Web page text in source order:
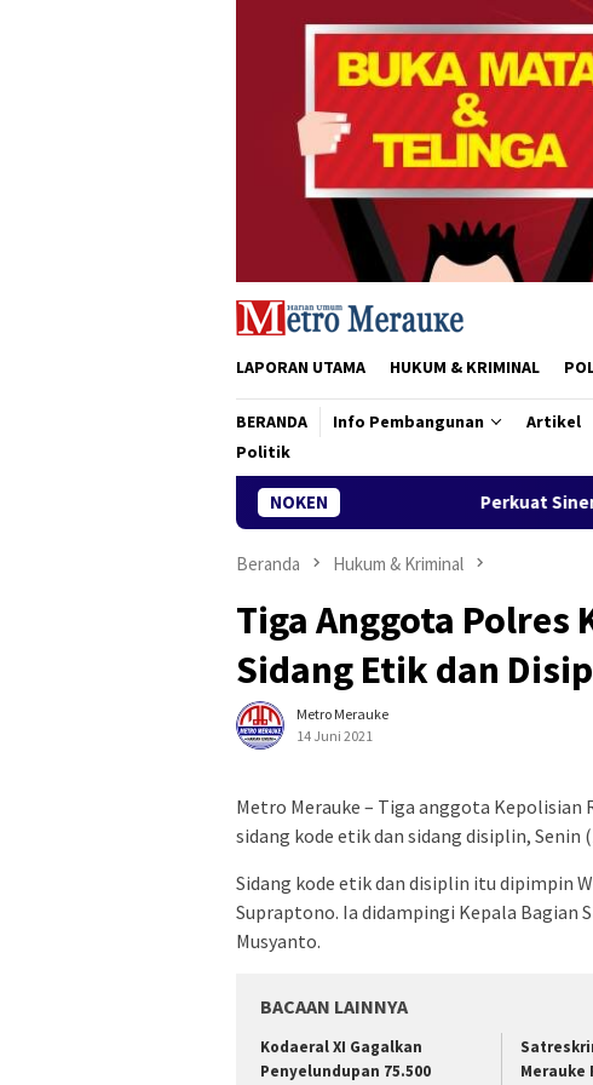
LAPORAN UTAMA HUKUM & KRIMINAL
BERANDA Info Pembangunan Artikel
Politik
NOKEN
Perkuat Sinergi dan Motivasi
Beranda Hukum & Kriminal
Tiga Anggota Polres
Sidang Etik dan
Metro Merauke
14 Juni 2021
Metro Merauke – Tiga anggota Kepolisian
sidang kode etik dan sidang disiplin, Senin
Sidang kode etik dan disiplin itu dipimpin
Supraptono. Ia didampingi Kepala Bagian
Musyanto.
BACAAN LAINNYA
​Kodaeral XI Gagalkan
Penyelundupan 75.500
Merauke